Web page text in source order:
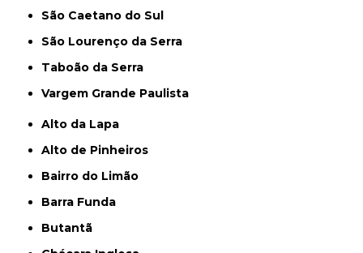
São Caetano do Sul
São Lourenço da Serra
Taboão da Serra
Vargem Grande Paulista
Alto da Lapa
Alto de Pinheiros
Bairro do Limão
Barra Funda
Butantã